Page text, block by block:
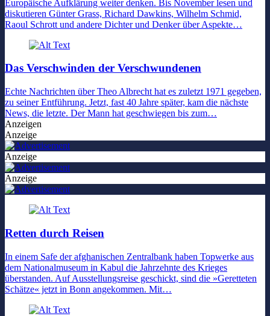
Europäische Aufklärung weiter denken. Bis November lesen und
diskutieren Günter Grass, Richard Dawkins, Wilhelm Schmid,
Raoul Schrott und andere Dichter und Denker über Aspekte…
Das Verschwinden der Verschwundenen
Echte Nachrichten über Theo Albrecht hat es zuletzt 1971 gegeben,
zu seiner Entführung. Jetzt, fast 40 Jahre später, kam die nächste
News, die letzte. Der Mann hat geschwiegen bis zum…
Anzeigen
Anzeige
Anzeige
Anzeige
Retten durch Reisen
In einem Safe der afghanischen Zentralbank haben Topwerke aus
dem Nationalmuseum in Kabul die Jahrzehnte des Krieges
überstanden. Auf Ausstellungsreise geschickt, sind die »Geretteten
Schätze« jetzt in Bonn angekommen. Mit…